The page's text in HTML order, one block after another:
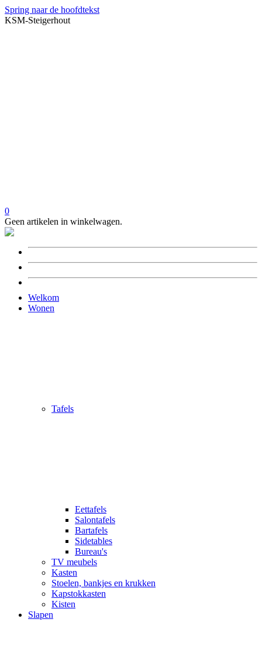
Spring naar de hoofdtekst
KSM-Steigerhout
0
Geen artikelen in winkelwagen.
Welkom
Wonen
Tafels
Eettafels
Salontafels
Bartafels
Sidetables
Bureau's
TV meubels
Kasten
Stoelen, bankjes en krukken
Kapstokkasten
Kisten
Slapen